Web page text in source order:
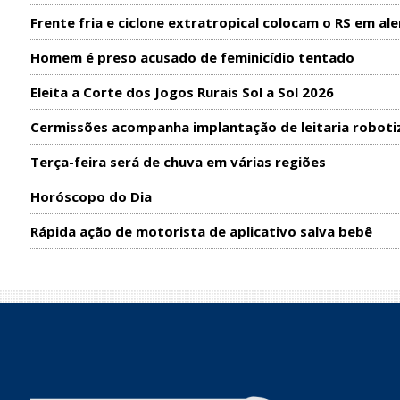
Frente fria e ciclone extratropical colocam o RS em
Homem é preso acusado de feminicídio tentado
Eleita a Corte dos Jogos Rurais Sol a Sol 2026
Cermissões acompanha implantação de leitaria
Terça-feira será de chuva em várias regiões
Horóscopo do Dia
Rápida ação de motorista de aplicativo salva bebê